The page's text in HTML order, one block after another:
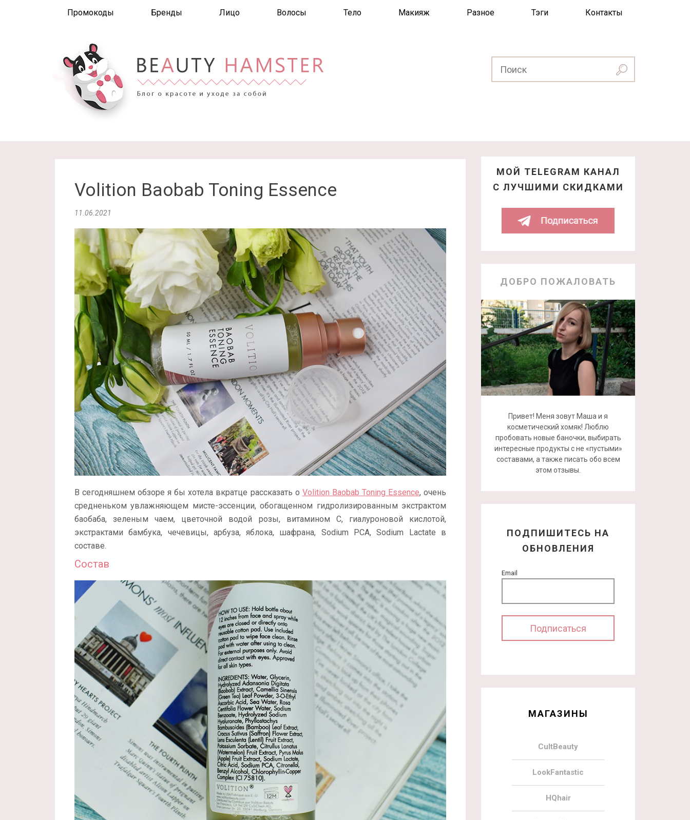
Промокоды Бренды Лицо Волосы Тело Макияж Разное Тэги Контакты
Volition Baobab Toning Essence
11.06.2021
В сегодняшнем обзоре я бы хотела вкратце рассказать о Volition Baobab Toning Essence, очень
средненьком увлажняющем мисте-эссенции, обогащенном гидролизированным экстрактом
баобаба, зеленым чаем, цветочной водой розы, витамином С, гиалуроновой кислотой,
экстрактами бамбука, чечевицы, арбуза, яблока, шафрана, Sodium PCA, Sodium Lactate в
составе.
Состав
МОЙ TELEGRAM КАНАЛ
С ЛУЧШИМИ СКИДКАМИ
ДОБРО ПОЖАЛОВАТЬ
Привет! Меня зовут Маша и я
косметический хомяк! Люблю
пробовать новые баночки, выбирать
интересные продукты с не «пустыми»
составами, а также писать обо всем
этом отзывы.
ПОДПИШИТЕСЬ НА
ОБНОВЛЕНИЯ
Email
МАГАЗИНЫ
CultBeauty
LookFantastic
HQhair